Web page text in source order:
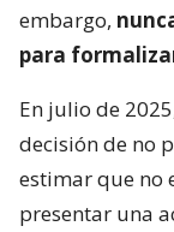
embargo,
para
En julio de
decisión de no
estimar que no
presentar una